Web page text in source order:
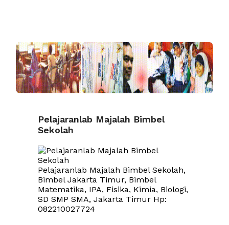
Pelajaranlab Majalah Bimbel
Sekolah
Pelajaranlab Majalah Bimbel Sekolah,
Bimbel Jakarta Timur, Bimbel
Matematika, IPA, Fisika, Kimia, Biologi,
SD SMP SMA, Jakarta Timur Hp:
082210027724